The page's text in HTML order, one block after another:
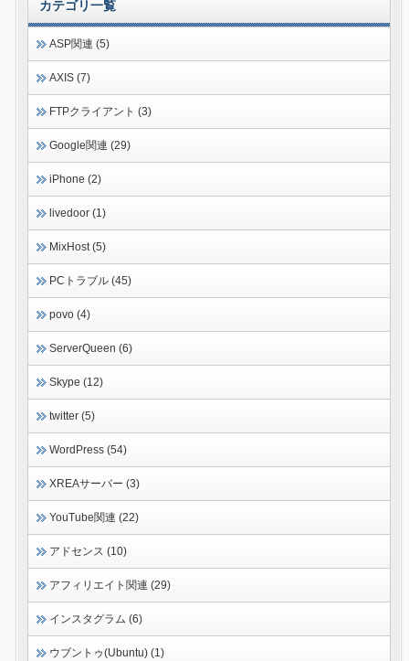
カテゴリ一覧
ASP関連 (5)
AXIS (7)
FTPクライアント (3)
Google関連 (29)
iPhone (2)
livedoor (1)
MixHost (5)
PCトラブル (45)
povo (4)
ServerQueen (6)
Skype (12)
twitter (5)
WordPress (54)
XREAサーバー (3)
YouTube関連 (22)
アドセンス (10)
アフィリエイト関連 (29)
インスタグラム (6)
ウブントゥ(Ubuntu) (1)